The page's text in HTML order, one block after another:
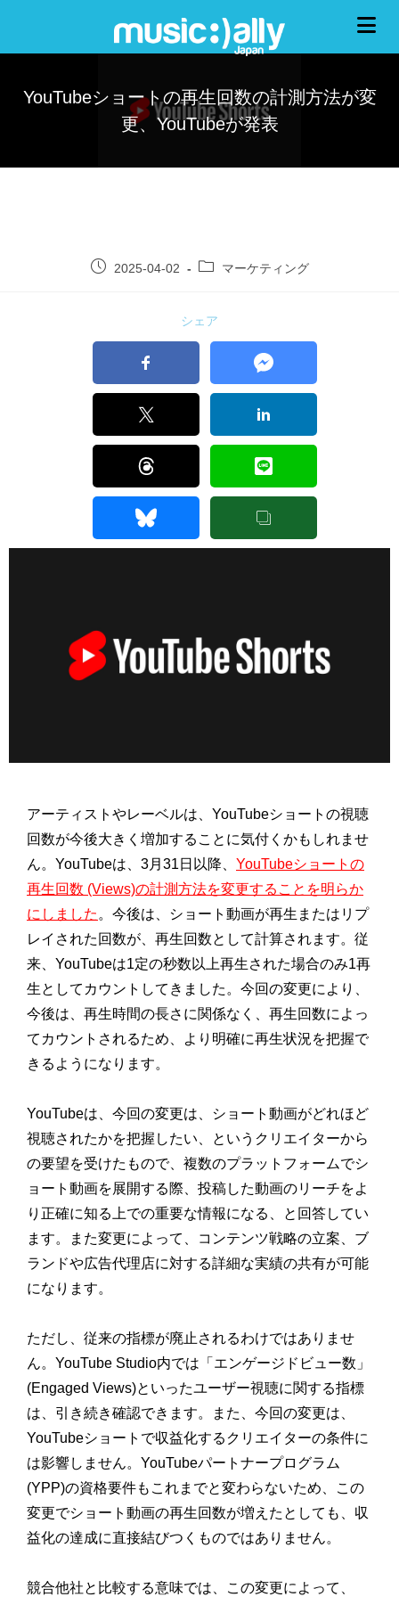
YouTubeショートの再生回数の計測方法が変
更、YouTubeが発表
2025-04-02 マーケティング
シェア
アーティストやレーベルは、YouTubeショートの視聴
回数が今後大きく増加することに気付くかもしれませ
ん。YouTubeは、3月31日以降、 YouTubeショートの
再生回数 (Views)の計測方法を変更することを明らか
にしました 。今後は、ショート動画が再生またはリプ
レイされた回数が、再生回数として計算されます。従
来、YouTubeは1定の秒数以上再生された場合のみ1再
生としてカウントしてきました。今回の変更により、
今後は、再生時間の長さに関係なく、再生回数によっ
てカウントされるため、より明確に再生状況を把握で
きるようになります。
YouTubeは、今回の変更は、ショート動画がどれほど
視聴されたかを把握したい、というクリエイターから
の要望を受けたもので、複数のプラットフォームでシ
ョート動画を展開する際、投稿した動画のリーチをよ
り正確に知る上での重要な情報になる、と回答してい
ます。また変更によって、コンテンツ戦略の立案、ブ
ランドや広告代理店に対する詳細な実績の共有が可能
になります。
ただし、従来の指標が廃止されるわけではありませ
ん。YouTube Studio内では「エンゲージドビュー数」
(Engaged Views)といったユーザー視聴に関する指標
は、引き続き確認できます。また、今回の変更は、
YouTubeショートで収益化するクリエイターの条件に
は影響しません。YouTubeパートナープログラム
(YPP)の資格要件もこれまでと変わらないため、この
変更でショート動画の再生回数が増えたとしても、収
益化の達成に直接結びつくものではありません。
競合他社と比較する意味では、この変更によって、